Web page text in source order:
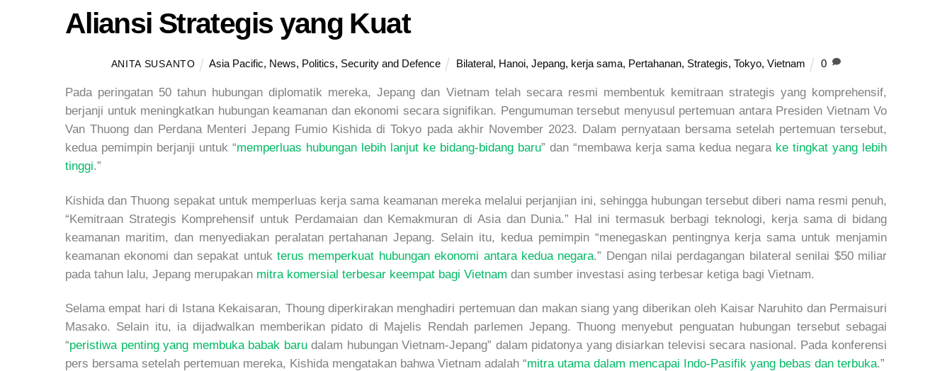
Aliansi Strategis yang Kuat
ANITA SUSANTO Asia Pacific, News, Politics, Security and Defence Bilateral, Hanoi,Jepang, kerja sama, Pertahanan, Strategis,Tokyo,Vietnam 0
Pada peringatan 50 tahun hubungan diplomatik mereka, Jepang dan Vietnam telah secara resmi membentuk kemitraan strategis yang komprehensif,
berjanji untuk meningkatkan hubungan keamanan dan ekonomi secara signifikan. Pengumuman tersebut menyusul pertemuan antara Presiden Vietnam Vo
Van Thuong dan Perdana Menteri Jepang Fumio Kishida di Tokyo pada akhir November 2023. Dalam pernyataan bersama setelah pertemuan tersebut,
kedua pemimpin berjanji untuk “memperluas hubungan lebih lanjut ke bidang-bidang baru” dan “membawa kerja sama kedua negara ke tingkat yang lebih
tinggi.”
Kishida dan Thuong sepakat untuk memperluas kerja sama keamanan mereka melalui perjanjian ini, sehingga hubungan tersebut diberi nama resmi penuh,
“Kemitraan Strategis Komprehensif untuk Perdamaian dan Kemakmuran di Asia dan Dunia.” Hal ini termasuk berbagi teknologi, kerja sama di bidang
keamanan maritim, dan menyediakan peralatan pertahanan Jepang. Selain itu, kedua pemimpin “menegaskan pentingnya kerja sama untuk menjamin
keamanan ekonomi dan sepakat untuk terus memperkuat hubungan ekonomi antara kedua negara.” Dengan nilai perdagangan bilateral senilai $50 miliar
pada tahun lalu, Jepang merupakan mitra komersial terbesar keempat bagi Vietnam dan sumber investasi asing terbesar ketiga bagi Vietnam.
Selama empat hari di Istana Kekaisaran, Thoung diperkirakan menghadiri pertemuan dan makan siang yang diberikan oleh Kaisar Naruhito dan Permaisuri
Masako. Selain itu, ia dijadwalkan memberikan pidato di Majelis Rendah parlemen Jepang. Thuong menyebut penguatan hubungan tersebut sebagai
“peristiwa penting yang membuka babak barudalam hubungan Vietnam-Jepang” dalam pidatonya yang disiarkan televisi secara nasional. Pada konferensi
pers bersama setelah pertemuan mereka, Kishida mengatakan bahwa Vietnam adalah “mitra utama dalam mencapai Indo-Pasifik yang bebas dan terbuka.”